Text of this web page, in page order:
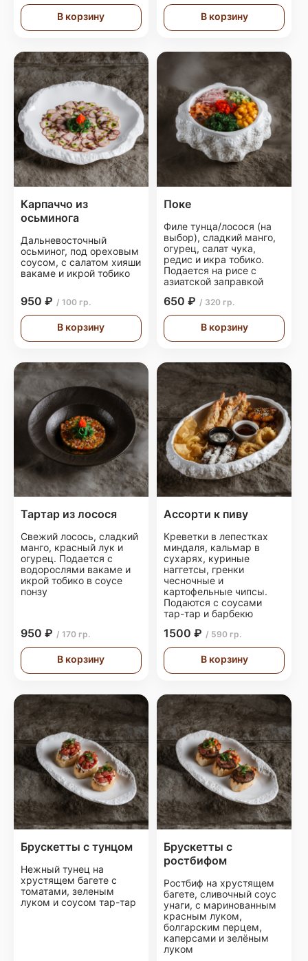
В корзину В корзину
Карпаччо из
осьминога
Дальневосточный
осьминог, под ореховым
соусом, с салатом хияши
вакаме и икрой тобико
950 ₽ / 100 гр.
В корзину
Поке
Филе тунца/лосося (на
выбор), сладкий манго,
огурец, салат чука,
редис и икра тобико.
Подается на рисе с
азиатской заправкой
650 ₽ / 320 гр.
В корзину
Тартар из лосося
Свежий лосось, сладкий
манго, красный лук и
огурец. Подается с
водорослями вакаме и
икрой тобико в соусе
понзу
950 ₽ / 170 гр.
В корзину
Ассорти к пиву
Креветки в лепестках
миндаля, кальмар в
сухарях, куриные
наггетсы, гренки
чесночные и
картофельные чипсы.
Подаются с соусами
тар-тар и барбекю
1500 ₽ / 590 гр.
В корзину
Брускетты с тунцом
Нежный тунец на
хрустящем багете с
томатами, зеленым
луком и соусом тар-тар
Брускетты с
ростбифом
Ростбиф на хрустящем
багете, сливочный соус
унаги, с маринованным
красным луком,
болгарским перцем,
каперсами и зелёным
луком